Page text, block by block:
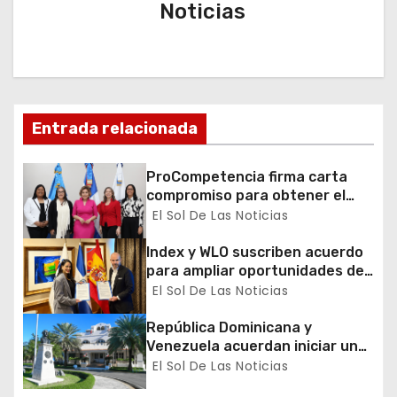
ó
n
d
e
e
n
t
Noticias
Entrada relacionada
ProCompetencia firma carta
compromiso para obtener el
Sello Igualando RD para el
El Sol De Las Noticias
Index y WLO suscriben acuerdo
para ampliar oportunidades de
formación de dominicanos en el
El Sol De Las Noticias
República Dominicana y
Venezuela acuerdan iniciar un
proceso de normalización
El Sol De Las Noticias